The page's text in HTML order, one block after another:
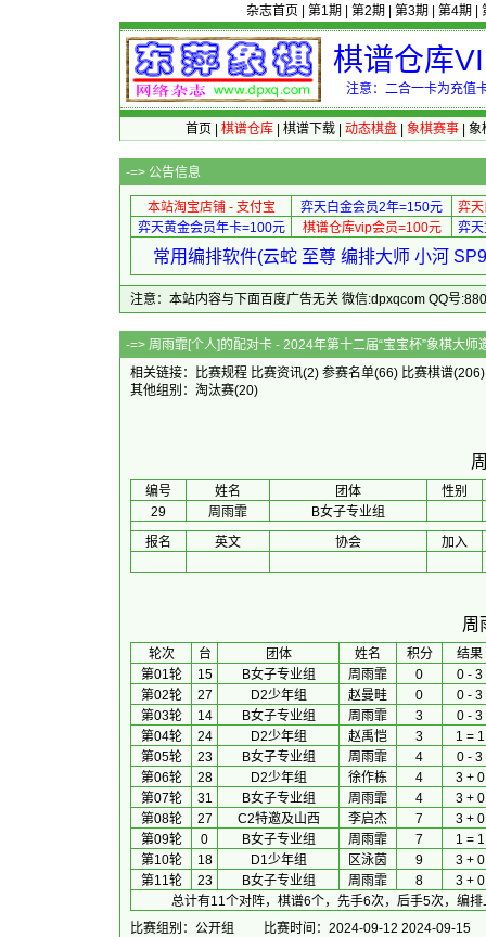
杂志首页 第1期 第2期 第3期 第4期
棋谱仓库
注意：二合一卡为充值
首页 棋谱仓库| 棋谱下载| 动态棋盘| 象棋赛事| 象
-=> 公告信息
本站淘宝店铺 - 支付宝 弈天白金会员2年=150元
弈
弈天黄金会员年卡=100元
棋谱仓库vip会员=100元 弈
常用编排软件(云蛇 至尊 编排大师 小河
注意：本站内容与下面百度广告无关 微信:dpxqcom QQ号
-=> 周雨霏[个人]的配对卡 - 2024年第十二届
相关链接：
比赛规程 比赛资讯(2) 参赛名单(66) 比赛棋谱
其他组别： 淘汰赛(20)
编号 姓名 团体
性别
29
周雨霏
B女子专业组
报名
英文 协会 加入
周
轮次 台 团体 姓名 积分
结果
第01轮
15 B女子专业组 周雨霏 0
0 - 3
第02轮
27 D2少年组 赵曼畦 0
0 - 3
第03轮
14 B女子专业组 周雨霏 3
0 - 3
第04轮
24 D2少年组 赵禹恺 3
1 = 1
第05轮
23 B女子专业组 周雨霏 4
0 - 3
第06轮
28 D2少年组 徐作栋 4
3 + 0
第07轮
31 B女子专业组 周雨霏 4
3 + 0
第08轮
27 C2特邀及山西 李启杰 7
3 + 0
第09轮
0 B女子专业组 周雨霏 7
1 = 1
第10轮
18 D1少年组 区泳茵 9
3 + 0
第11轮
23 B女子专业组 周雨霏 8
3 + 0
总计有11个对阵，棋谱6个，先手6次，后手5次，编
比赛组别：公开组
比赛时间：2024-09-12 2024-09-15